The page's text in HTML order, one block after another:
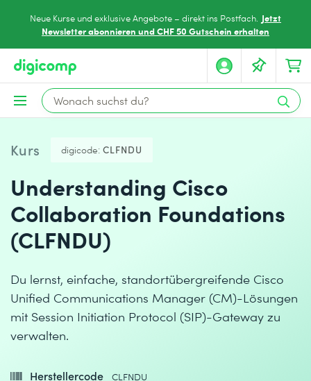
Neue Kurse und exklusive Angebote – direkt ins Postfach. Jetzt
Newsletter abonnieren und CHF 50 Gutschein erhalten
Kurs digicode: CLFNDU
Understanding Cisco
Collaboration Foundations
(CLFNDU)
Du lernst, einfache, standortübergreifende Cisco
Unified Communications Manager (CM)-Lösungen
mit Session Initiation Protocol (SIP)-Gateway zu
verwalten.
Herstellercode CLFNDU